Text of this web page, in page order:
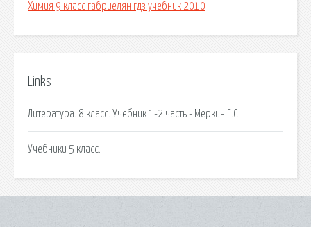
Химия 9 класс габриелян гдз учебник 2010
Links
Литература. 8 класс. Учебник 1-2 часть - Меркин Г.С.
Учебники 5 класс.